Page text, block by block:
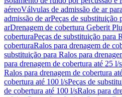
aéreoVálvulas de admissão de ar
admissão de arPeças de substituição
arDrenagem de cobertura Geberit
coberturaPeças de substituição para
coberturaRalos para drenagem de
substituição para Ralos para
para drenagem de cobertura até 25 l/s
Ralos para drenagem de cobertura
cobertura até 100 l/sPeças de
de cobertura até 100 l/sRalos para